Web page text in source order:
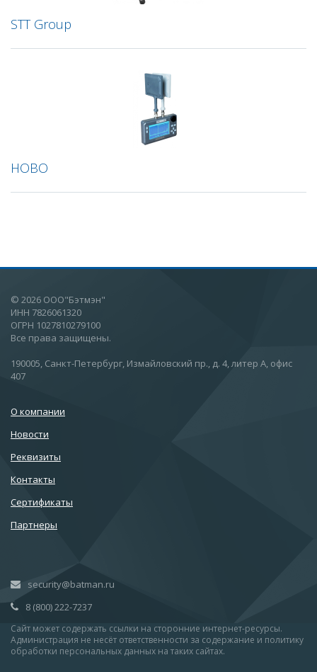
STT Group
НОВО
© 2026 ООО"Бэтмэн"
ИНН 7826061320
ОГРН 1027810279100
Все права защищены.
190005, Санкт-Петербург, Измайловский пр., д. 4, литер А, офис
407
О компании
Новости
Реквизиты
Контакты
Сертификаты
Партнеры
security@batman.ru
8 (800) 222-7237
Сайт может содержать ссылки на сторонние интернет-ресурсы.
Администрация не несёт ответственности за содержание и политику
обработки персональных данных на таких сайтах.